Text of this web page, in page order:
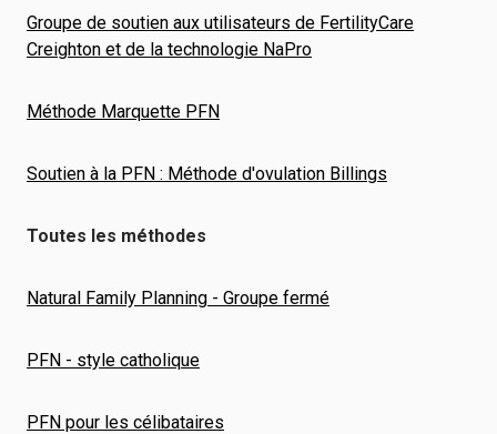
Groupe de soutien aux utilisateurs de FertilityCare
Creighton et de la technologie NaPro
Méthode Marquette PFN
Soutien à la PFN : Méthode d'ovulation Billings
Toutes les méthodes
Natural Family Planning - Groupe fermé
PFN - style catholique
PFN pour les célibataires